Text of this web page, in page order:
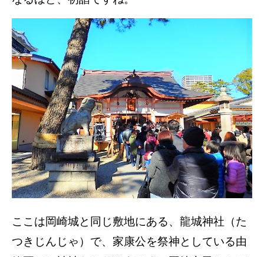
ここは岡崎城と同じ敷地にある、龍城神社（た
つきじんじゃ）で、家康公を祭神としている由